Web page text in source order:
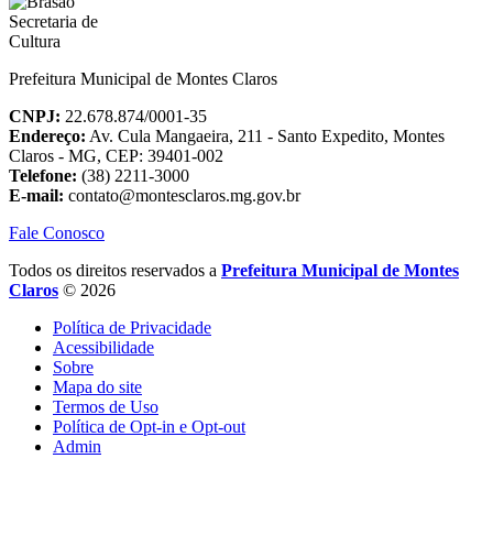
Prefeitura Municipal de Montes Claros
CNPJ: 22.678.874/0001-35
Endereço: Av. Cula Mangaeira, 211 - Santo Expedito, Montes
Claros - MG, CEP: 39401-002
Telefone: (38) 2211-3000
E-mail: contato@montesclaros.mg.gov.br
Fale Conosco
Todos os direitos reservados a Prefeitura Municipal de Montes
Claros © 2026
Política de Privacidade
Acessibilidade
Sobre
Mapa do site
Termos de Uso
Política de Opt-in e Opt-out
Admin